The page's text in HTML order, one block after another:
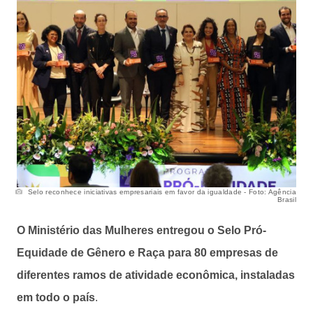
Selo reconhece iniciativas empresariais em favor da igualdade - Foto: Agência
Brasil
O Ministério das Mulheres entregou o Selo Pró-
Equidade de Gênero e Raça para 80 empresas de
diferentes ramos de atividade econômica, instaladas
em todo o país.